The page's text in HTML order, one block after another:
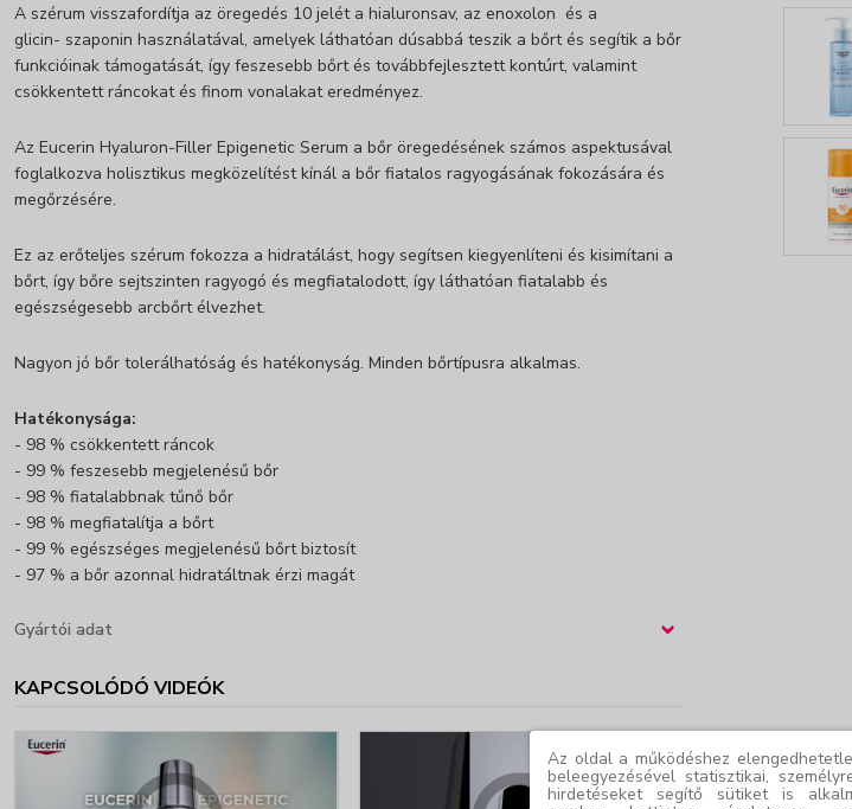
A szérum visszafordítja az öregedés 10 jelét a hialuronsav, az enoxolon és a
glicin- szaponin használatával, amelyek láthatóan dúsabbá teszik a bőrt és segítik a bőr
funkcióinak támogatását, így feszesebb bőrt és továbbfejlesztett kontúrt, valamint
csökkentett ráncokat és finom vonalakat eredményez.
Az Eucerin Hyaluron-Filler Epigenetic Serum a bőr öregedésének számos aspektusával
foglalkozva holisztikus megközelítést kínál a bőr fiatalos ragyogásának fokozására és
megőrzésére.
Ez az erőteljes szérum fokozza a hidratálást, hogy segítsen kiegyenlíteni és kisimítani a
bőrt, így bőre sejtszinten ragyogó és megfiatalodott, így láthatóan fiatalabb és
egészségesebb arcbőrt élvezhet.
Nagyon jó bőr tolerálhatóság és hatékonyság. Minden bőrtípusra alkalmas.
Hatékonysága:
- 98 % csökkentett ráncok
- 99 % feszesebb megjelenésű bőr
- 98 % fiatalabbnak tűnő bőr
- 98 % megfiatalítja a bőrt
- 99 % egészséges megjelenésű bőrt biztosít
- 97 % a bőr azonnal hidratáltnak érzi magát
Gyártói adat ›
KAPCSOLÓDÓ VIDEÓK
Az oldal a működéshez
beleegyezésével statisztikai,
hirdetéseket segítő sütiket is